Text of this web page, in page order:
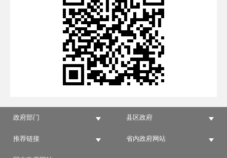
政府部门 县区政府
推荐链接 省内政府网站